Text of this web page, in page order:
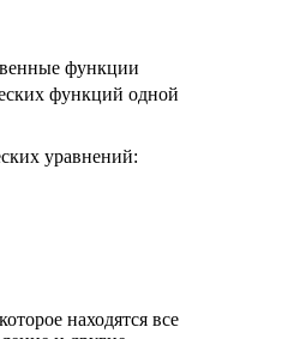
функции
функций одной
уравнений:
находятся все